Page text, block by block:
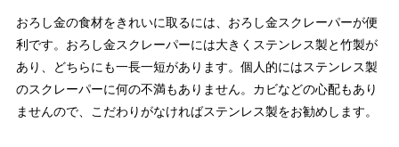
おろし金の食材をきれいに取るには、おろし金スクレーパーが便
利です。おろし金スクレーパーには大きくステンレス製と竹製が
あり、どちらにも一長一短があります。個人的にはステンレス製
のスクレーパーに何の不満もありません。カビなどの心配もあり
ませんので、こだわりがなければステンレス製をお勧めします。